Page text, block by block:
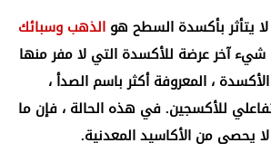
يتأثر بأكسدة السطح هو الذهب وسبائك
شيء آخر عرضة للأكسدة التي لا مفر منها
، المعروفة أكثر باسم الصدأ ،
للأكسجين. في هذه الحالة ، فإن ما
يحصى من الأكاسيد المعدنية.